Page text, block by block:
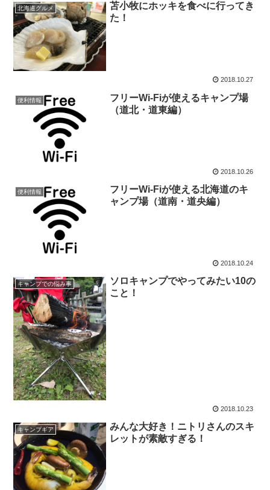
北海道グルメ
苫小牧にホッキを食べに行ってき
た！
2018.10.27
便利情報
フリーWi-Fiが使えるキャンプ場
（道北・道東編）
2018.10.26
便利情報
フリーWi-Fiが使える北海道のキ
ャンプ場（道南・道央編）
2018.10.24
キャンプでの悩み事
ソロキャンプでやってみたい10の
こと！
2018.10.23
キャンプギア
みんな大好き！ニトリさんのスキ
レットが素敵すぎる！